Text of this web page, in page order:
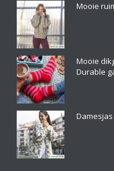
Mooie
Mooie
Durable